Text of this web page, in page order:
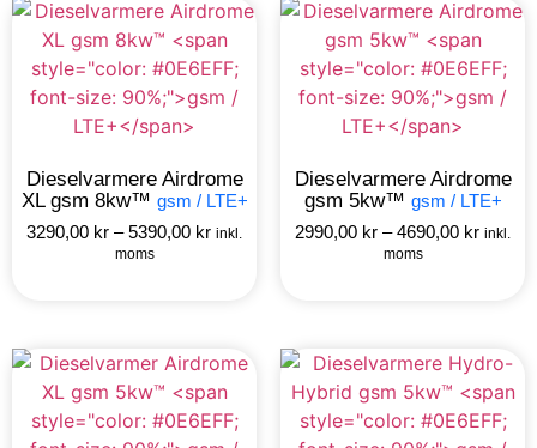
Dieselvarmere Airdrome
XL gsm 8kw™ gsm / LTE+
3290,00 kr –5390,00 kr inkl.
moms
Dieselvarmere Airdrome
gsm 5kw™ gsm / LTE+
2990,00 kr –4690,00 kr inkl.
moms